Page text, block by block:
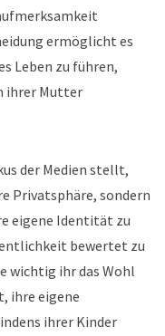
ermöglicht es
Leben zu führen,
ihrer Mutter
der Medien stellt,
Privatsphäre, sondern
eigene Identität zu
bewertet zu
wichtig ihr das Wohl
ihre eigene
ihrer Kinder